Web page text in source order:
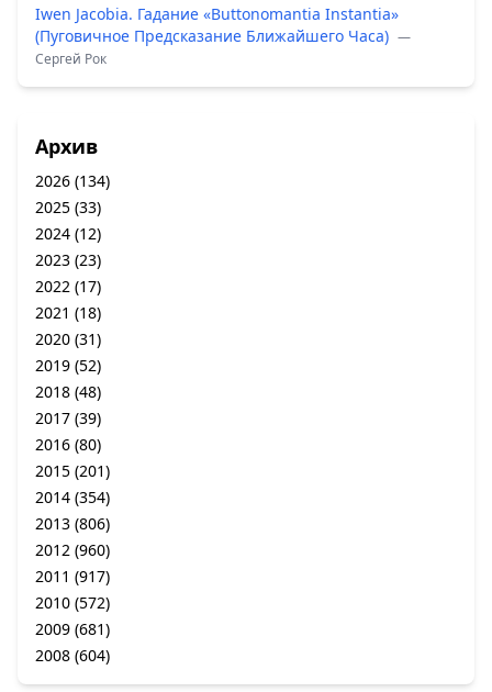
Iwen Jacobia. Гадание «Buttonomantia Instantia»
(Пуговичное Предсказание Ближайшего Часа) —
Сергей Рок
Архив
2026 (134)
2025 (33)
2024 (12)
2023 (23)
2022 (17)
2021 (18)
2020 (31)
2019 (52)
2018 (48)
2017 (39)
2016 (80)
2015 (201)
2014 (354)
2013 (806)
2012 (960)
2011 (917)
2010 (572)
2009 (681)
2008 (604)